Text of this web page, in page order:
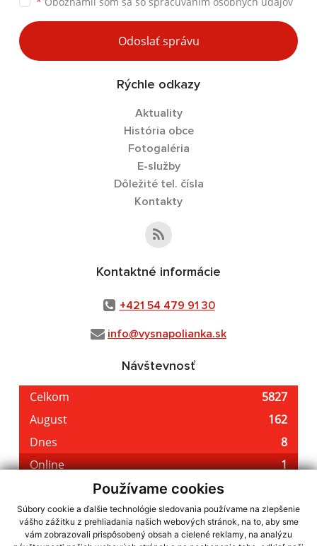
Používame cookies
Súbory cookie a ďalšie technológie sledovania používame na zlepšenie
vášho zážitku z prehliadania našich webových stránok, na to, aby sme
vám zobrazovali prispôsobený obsah a cielené reklamy, na analýzu
Odoslať správu
Rýchle odkazy
Aktuality
História obce
Fotogaléria
E-služby
Dôležité tel. čísla
Kontakty
Kontaktné informácie
+421 54 479 91 30
info@vysnapolianka.sk
Návštevnosť
využite možnosť získavania aktuálnych informácií s využitím RSS